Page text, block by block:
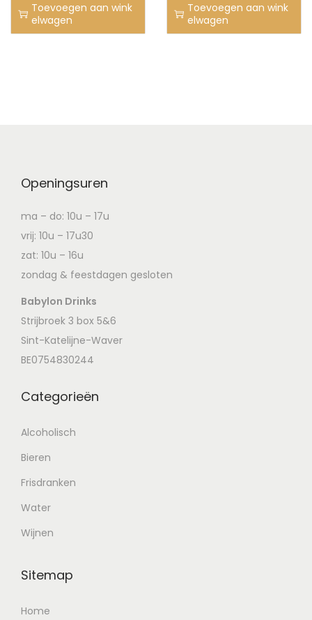
Toevoegen aan wink
elwagen
Toevoegen aan wink
elwagen
Openingsuren
ma – do: 10u – 17u
vrij: 10u – 17u30
zat: 10u – 16u
zondag & feestdagen gesloten
Babylon Drinks
Strijbroek 3 box 5&6
Sint-Katelijne-Waver
BE0754830244
Categorieën
Alcoholisch
Bieren
Frisdranken
Water
Wijnen
Sitemap
Home